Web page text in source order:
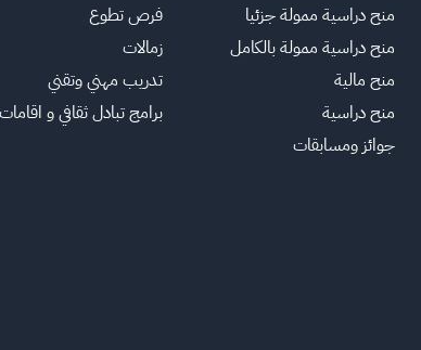
منح دراسية ممولة جزئيا
منح دراسية ممولة بالكامل
منح مالية
منح دراسية
جوائز ومسابقات
فرص تطوع
زمالات
تدريب مهني وتقني
برامج تبادل ثقافي و اقامات